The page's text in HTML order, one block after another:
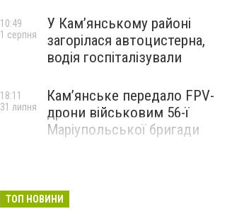
У Кам’янському районі
загорілася автоцистерна,
водія госпіталізували
10:49
1 серпня
Кам’янське передало FPV-
дрони військовим 56-ї
Маріупольської бригади
18:11
31 липня
ТОП НОВИНИ